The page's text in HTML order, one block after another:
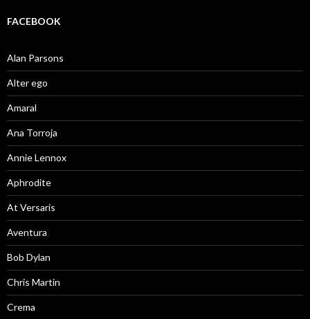
FACEBOOK
Alan Parsons
Alter ego
Amaral
Ana Torroja
Annie Lennox
Aphrodite
At Versaris
Aventura
Bob Dylan
Chris Martin
Crema